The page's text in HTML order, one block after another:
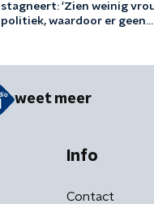
stagneert: 'Zien weinig
politiek, waardoor er geen
weet meer
Info
Contact